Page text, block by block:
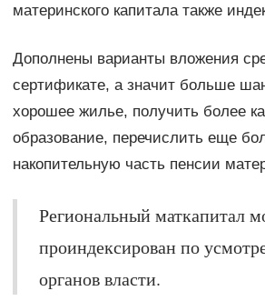
материнского капитала также
Дополнены варианты вложения
сертификате, а значит больше
хорошее жилье, получить более
образование, перечислить еще
накопительную часть пенсии
Региональный маткапитал
проиндексирован по
органов власти.